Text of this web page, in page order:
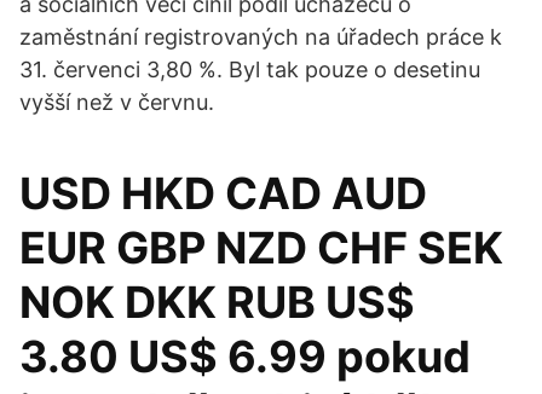
zaměstnání registrovaných na úřadech práce k
31. červenci 3,80 %. Byl tak pouze o desetinu
vyšší než v červnu.
USD HKD CAD AUD
EUR GBP NZD CHF SEK
NOK DKK RUB US$
3.80 US$ 6.99 pokud